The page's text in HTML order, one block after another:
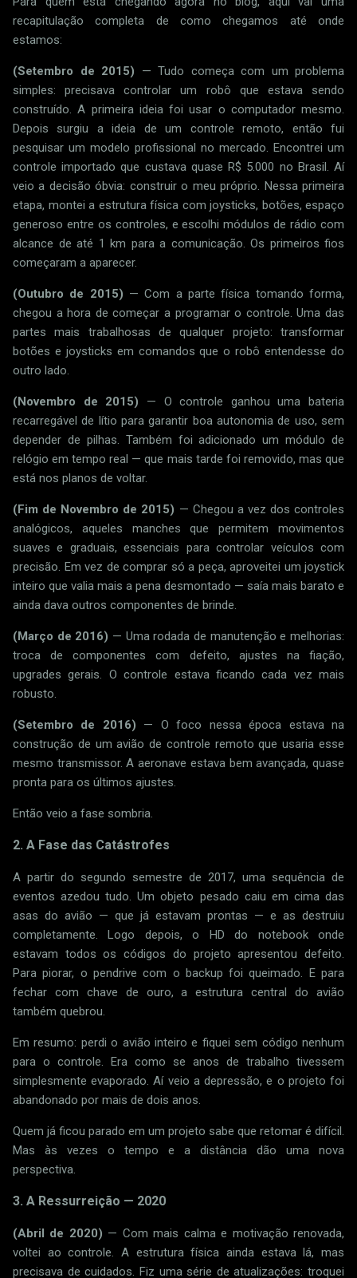
recapitulação completa de como chegamos até onde
estamos:
(Setembro de 2015) — Tudo começa com um problema
simples: precisava controlar um robô que estava sendo
construído. A primeira ideia foi usar o computador mesmo.
Depois surgiu a ideia de um controle remoto, então fui
pesquisar um modelo profissional no mercado. Encontrei um
controle importado que custava quase R$ 5.000 no Brasil. Aí
veio a decisão óbvia: construir o meu próprio. Nessa primeira
etapa, montei a estrutura física com joysticks, botões, espaço
generoso entre os controles, e escolhi módulos de rádio com
alcance de até 1 km para a comunicação. Os primeiros fios
começaram a aparecer.
(Outubro de 2015) — Com a parte física tomando forma,
chegou a hora de começar a programar o controle. Uma das
partes mais trabalhosas de qualquer projeto: transformar
botões e joysticks em comandos que o robô entendesse do
outro lado.
(Novembro de 2015) — O controle ganhou uma bateria
recarregável de lítio para garantir boa autonomia de uso, sem
depender de pilhas. Também foi adicionado um módulo de
relógio em tempo real — que mais tarde foi removido, mas que
está nos planos de voltar.
(Fim de Novembro de 2015) — Chegou a vez dos controles
analógicos, aqueles manches que permitem movimentos
suaves e graduais, essenciais para controlar veículos com
precisão. Em vez de comprar só a peça, aproveitei um joystick
inteiro que valia mais a pena desmontado — saía mais barato e
ainda dava outros componentes de brinde.
(Março de 2016) — Uma rodada de manutenção e melhorias:
troca de componentes com defeito, ajustes na fiação,
upgrades gerais. O controle estava ficando cada vez mais
robusto.
(Setembro de 2016) — O foco nessa época estava na
construção de um avião de controle remoto que usaria esse
mesmo transmissor. A aeronave estava bem avançada, quase
pronta para os últimos ajustes.
Então veio a fase sombria.
2. A Fase das Catástrofes
A partir do segundo semestre de 2017, uma sequência de
eventos azedou tudo. Um objeto pesado caiu em cima das
asas do avião — que já estavam prontas — e as destruiu
completamente. Logo depois, o HD do notebook onde
estavam todos os códigos do projeto apresentou defeito.
Para piorar, o pendrive com o backup foi queimado. E para
fechar com chave de ouro, a estrutura central do avião
também quebrou.
Em resumo: perdi o avião inteiro e fiquei sem código nenhum
para o controle. Era como se anos de trabalho tivessem
simplesmente evaporado. Aí veio a depressão, e o projeto foi
abandonado por mais de dois anos.
Quem já ficou parado em um projeto sabe que retomar é difícil.
Mas às vezes o tempo e a distância dão uma nova
perspectiva.
3. A Ressurreição — 2020
(Abril de 2020) — Com mais calma e motivação renovada,
voltei ao controle. A estrutura física ainda estava lá, mas
precisava de cuidados. Fiz uma série de atualizações: troquei